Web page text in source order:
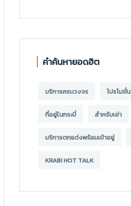
คำค้นหายอดฮิต
บริการครบวงจร โปรโมชั่น
ที่อยู่ในกระบี่ สำหรับเช่า
บริการตกแต่งพร้อมเข้าอยู่
KRABI HOT TALK